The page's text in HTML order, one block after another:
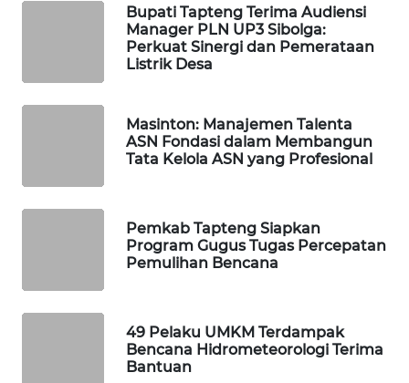
Bupati Tapteng Terima Audiensi
Manager PLN UP3 Sibolga:
Perkuat Sinergi dan Pemerataan
Listrik Desa
Masinton: Manajemen Talenta
ASN Fondasi dalam Membangun
Tata Kelola ASN yang Profesional
Pemkab Tapteng Siapkan
Program Gugus Tugas Percepatan
Pemulihan Bencana
49 Pelaku UMKM Terdampak
Bencana Hidrometeorologi Terima
Bantuan
FORWAMKI